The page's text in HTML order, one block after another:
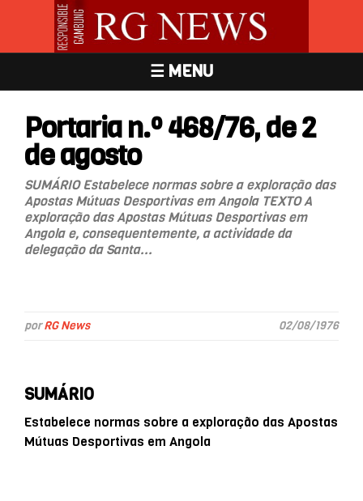
☰ MENU
Portaria n.º 468/76, de 2
de agosto
SUMÁRIO Estabelece normas sobre a exploração das
Apostas Mútuas Desportivas em Angola TEXTO A
exploração das Apostas Mútuas Desportivas em
Angola e, consequentemente, a actividade da
delegação da Santa...
porRG News 02/08/1976
SUMÁRIO
Estabelece normas sobre a exploração das Apostas
Mútuas Desportivas em Angola